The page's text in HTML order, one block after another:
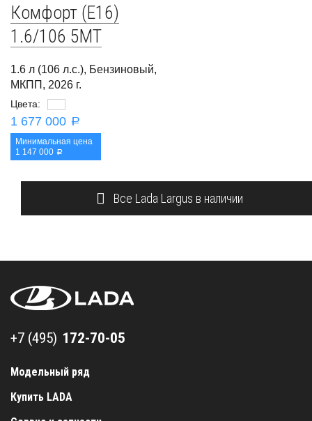
Комфорт (E16)
1.6/106 5MT
1.6 л (106 л.с.), Бензиновый,
МКПП, 2026 г.
Цвета:
1 677 000 a
Минимальная цена
1 147 000
a
Все Lada Largus в наличии
+7 (495)
+7 (495) 172-70-05
Модельный ряд
Купить LADA